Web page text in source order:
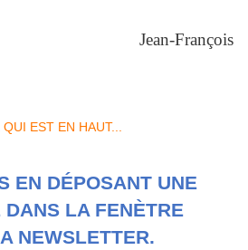
François
EN DÉPOSANT UNE
LA FENÈTRE
NEWSLETTER.